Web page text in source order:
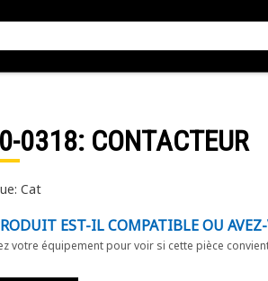
0318: CONTACTEUR
Cat
EST-IL COMPATIBLE OU
votre équipement pour voir si cette pièce